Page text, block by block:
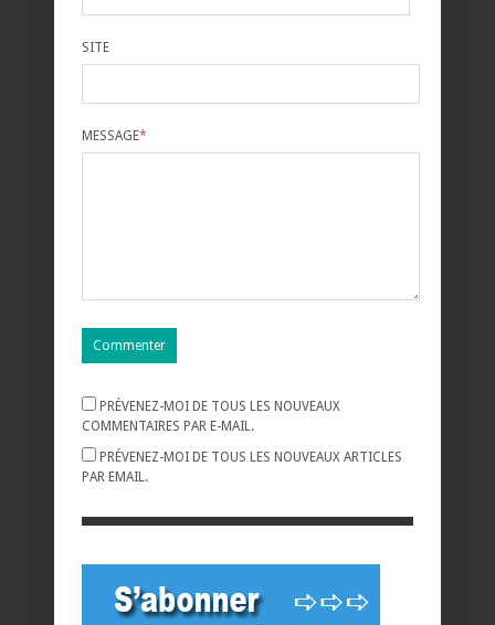
SITE
MESSAGE*
PRÉVENEZ-MOI DE TOUS LES NOUVEAUX
COMMENTAIRES PAR E-MAIL.
PRÉVENEZ-MOI DE TOUS LES NOUVEAUX ARTICLES
PAR EMAIL.